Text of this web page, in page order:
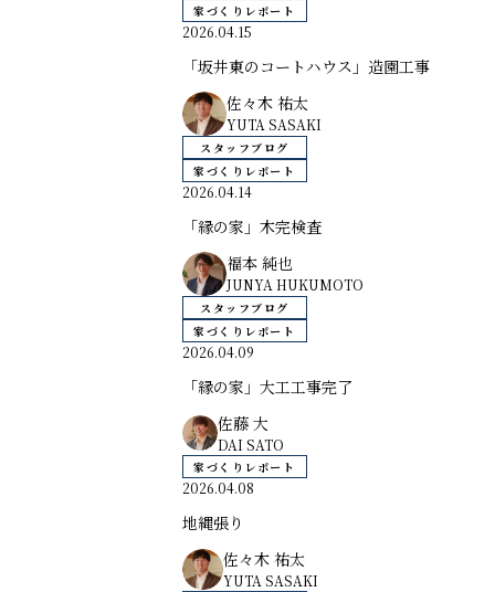
家づくりレポート
2026.04.15
「坂井東のコートハウス」造園工事
佐々木 祐太
YUTA SASAKI
スタッフブログ
家づくりレポート
2026.04.14
「縁の家」木完検査
福本 純也
JUNYA HUKUMOTO
スタッフブログ
家づくりレポート
2026.04.09
「縁の家」大工工事完了
佐藤 大
DAI SATO
家づくりレポート
2026.04.08
地縄張り
佐々木 祐太
YUTA SASAKI